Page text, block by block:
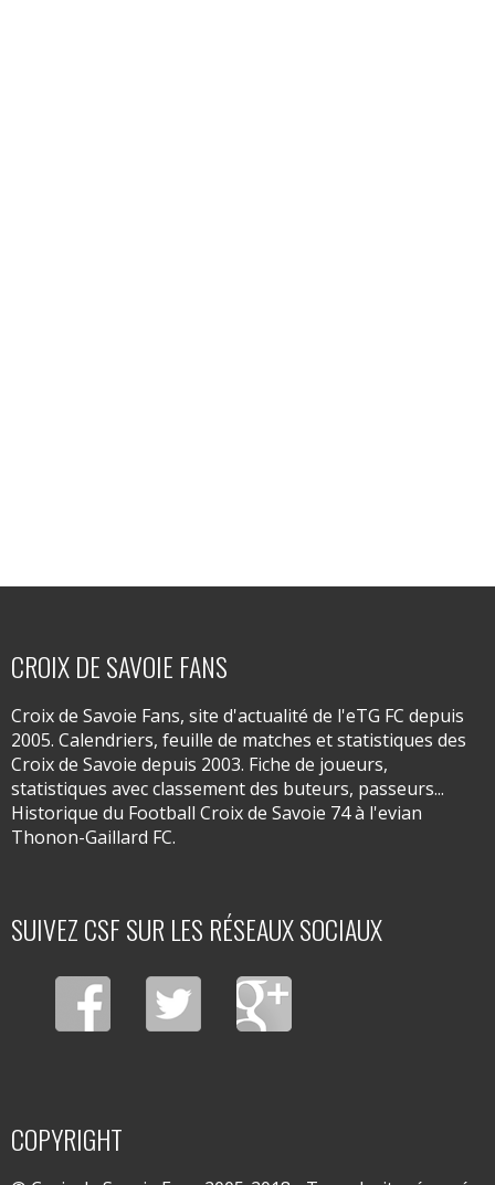
CROIX DE SAVOIE FANS
Croix de Savoie Fans, site d'actualité de l'eTG FC depuis
2005. Calendriers, feuille de matches et statistiques des
Croix de Savoie depuis 2003. Fiche de joueurs,
statistiques avec classement des buteurs, passeurs...
Historique du Football Croix de Savoie 74 à l'evian
Thonon-Gaillard FC.
SUIVEZ CSF SUR LES RÉSEAUX SOCIAUX
COPYRIGHT